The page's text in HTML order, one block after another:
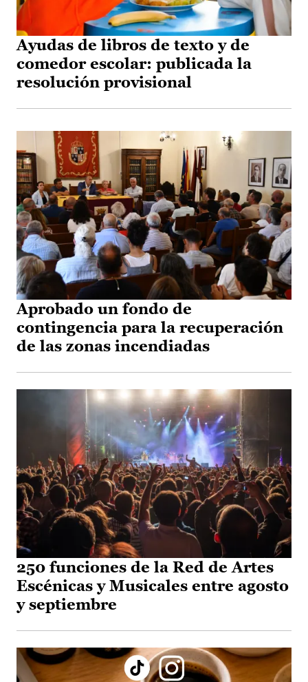
Ayudas de libros de texto y de
comedor escolar: publicada la
resolución provisional
Aprobado un fondo de
contingencia para la recuperación
de las zonas incendiadas
250 funciones de la Red de Artes
Escénicas y Musicales entre agosto
y septiembre